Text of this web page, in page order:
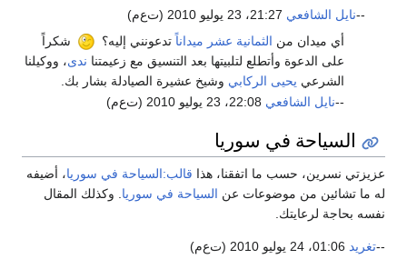
--نايل الشافعي
أي ميدان من الثمانية عشر ميداناًتدعونني إليه؟
شكراً
على الدعوة وأتطلع لتلبيتها بعد التنسيق مع زعيمتنا ندى، ووكيلنا
الشرعي يحيى الركابي وشيخ عشيرة الصيادلة بشار بك.
--نايل الشافعي
السياحة في سوريا
عزيزتي نسرين، حسب ما اتفقنا، هذا قالب:السياحة في سوريا، أضيفه
له ما تشائين من موضوعات عن السياحة في سوريا . وكذلك المقال
نفسه بحاجة لرعايتك.
--تغريد